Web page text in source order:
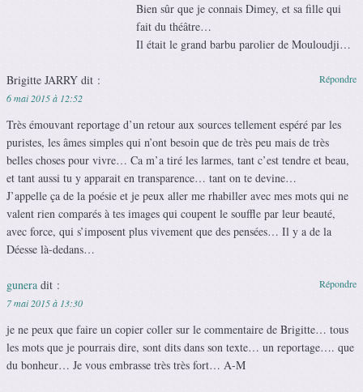
Bien sûr que je connais Dimey, et sa fille qui
fait du théâtre…
Il était le grand barbu parolier de Mouloudji…
Brigitte JARRY dit :
6 mai 2015 à 12:52
Très émouvant reportage d’un retour aux sources tellement espéré par les
puristes, les âmes simples qui n’ont besoin que de très peu mais de très
belles choses pour vivre… Ca m’a tiré les larmes, tant c’est tendre et beau,
et tant aussi tu y apparait en transparence… tant on te devine…
J’appelle ça de la poésie et je peux aller me rhabiller avec mes mots qui ne
valent rien comparés à tes images qui coupent le souffle par leur beauté,
avec force, qui s’imposent plus vivement que des pensées… Il y a de la
Déesse là-dedans…
Répondre
gunera dit :
7 mai 2015 à 13:30
je ne peux que faire un copier coller sur le commentaire de Brigitte… tous
les mots que je pourrais dire, sont dits dans son texte… un reportage…. que
du bonheur… Je vous embrasse très très fort… A-M
Répondre